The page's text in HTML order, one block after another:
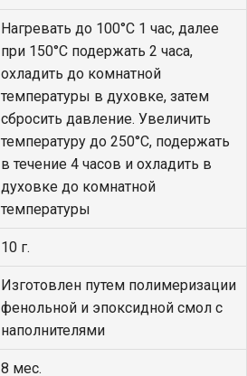
Нагревать до 100°С 1 час, далее
при 150°С подержать 2 часа,
охладить до комнатной
температуры в духовке, затем
сбросить давление. Увеличить
температуру до 250°С, подержать
в течение 4 часов и охладить в
духовке до комнатной
температуры
10 г.
Изготовлен путем полимеризации
фенольной и эпоксидной смол с
наполнителями
8 мес.